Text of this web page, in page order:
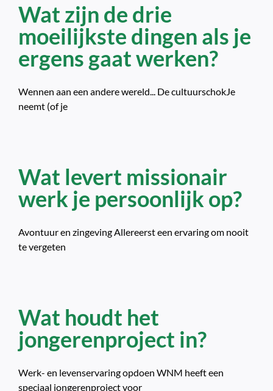
Wat zijn de drie
moeilijkste dingen als je
ergens gaat werken?
Wennen aan een andere wereld... De cultuurschokJe
neemt (of je
Wat levert missionair
werk je persoonlijk op?
Avontuur en zingeving Allereerst een ervaring om nooit
te vergeten
Wat houdt het
jongerenproject in?
Werk- en levenservaring opdoen WNM heeft een
speciaal jongerenproject voor